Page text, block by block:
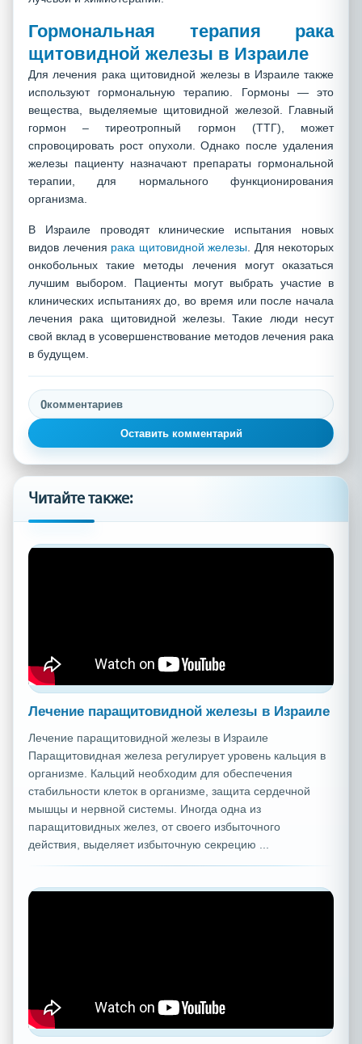
Гормональная терапия рака
щитовидной железы в Израиле
Для лечения рака щитовидной железы в Израиле также
используют гормональную терапию. Гормоны — это
вещества, выделяемые щитовидной железой. Главный
гормон – тиреотропный гормон (ТТГ), может
спровоцировать рост опухоли. Однако после удаления
железы пациенту назначают препараты гормональной
терапии, для нормального функционирования
организма.
В Израиле проводят клинические испытания новых
видов лечения рака щитовидной железы . Для некоторых
онкобольных такие методы лечения могут оказаться
лучшим выбором. Пациенты могут выбрать участие в
клинических испытаниях до, во время или после начала
лечения рака щитовидной железы. Такие люди несут
свой вклад в усовершенствование методов лечения рака
в будущем.
0комментариев
Оставить комментарий
Читайте также:
Лечение паращитовидной железы в Израиле
Лечение паращитовидной железы в Израиле
Паращитовидная железа регулирует уровень кальция в
организме. Кальций необходим для обеспечения
стабильности клеток в организме, защита сердечной
мышцы и нервной системы. Иногда одна из
паращитовидных желез, от своего избыточного
действия, выделяет избыточную секрецию ...